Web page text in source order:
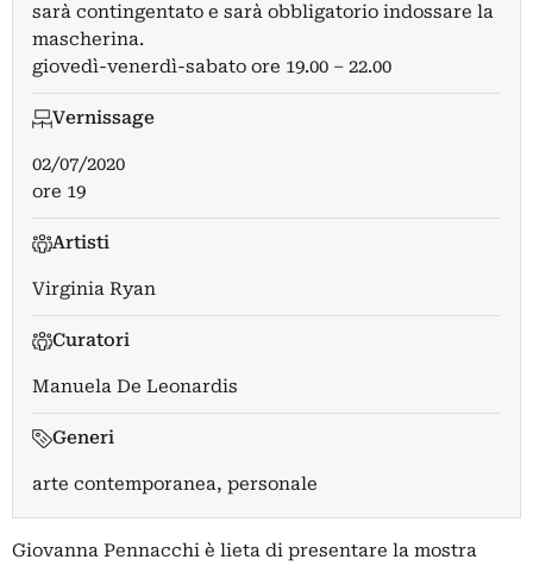
sarà contingentato e sarà obbligatorio indossare la
mascherina.
giovedì-venerdì-sabato ore 19.00 – 22.00
Vernissage
02/07/2020
ore 19
Artisti
Virginia Ryan
Curatori
Manuela De Leonardis
Generi
arte contemporanea, personale
Giovanna Pennacchi è lieta di presentare la mostra